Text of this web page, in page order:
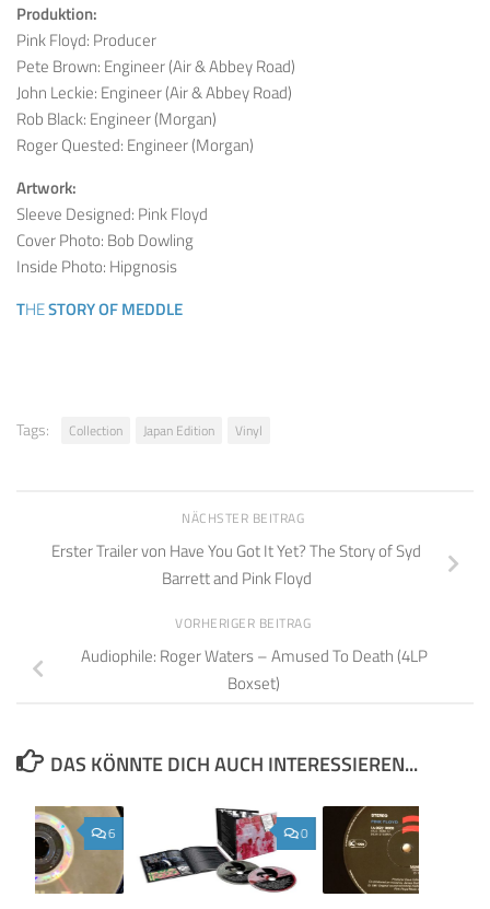
Produktion:
Pink Floyd: Producer
Pete Brown: Engineer (Air & Abbey Road)
John Leckie: Engineer (Air & Abbey Road)
Rob Black: Engineer (Morgan)
Roger Quested: Engineer (Morgan)
Artwork:
Sleeve Designed: Pink Floyd
Cover Photo: Bob Dowling
Inside Photo: Hipgnosis
THESTORY OF MEDDLE
Tags: Collection Japan Edition Vinyl
NÄCHSTER BEITRAG
Erster Trailer von Have You Got It Yet? The Story of Syd
Barrett and Pink Floyd
VORHERIGER BEITRAG
Audiophile: Roger Waters – Amused To Death (4LP
Boxset)
DAS KÖNNTE DICH AUCH INTERESSIEREN...
0
6